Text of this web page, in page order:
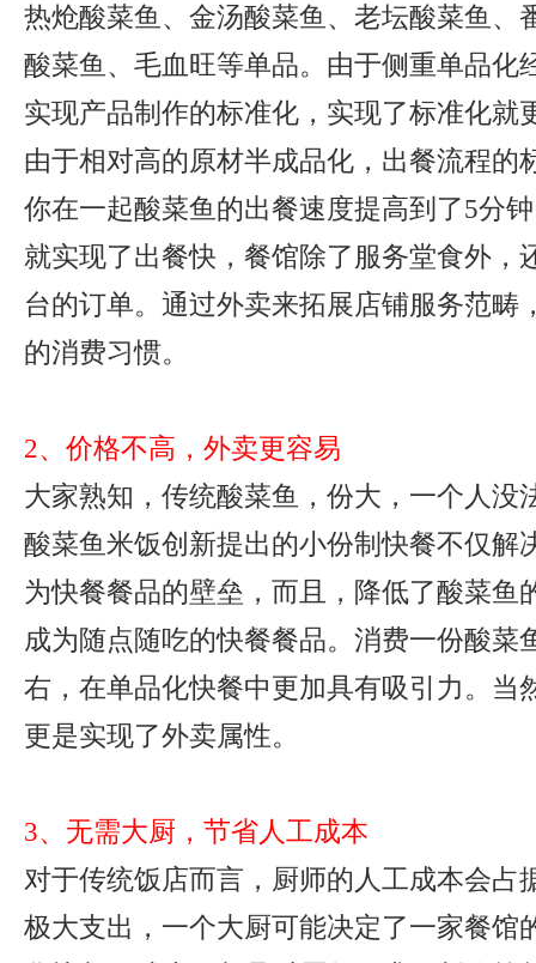
热炝酸菜鱼、金汤酸菜鱼、老坛酸菜鱼、
酸菜鱼、毛血旺等单品。由于侧重单品化
实现产品制作的标准化，实现了标准化就
由于相对高的原材半成品化，出餐流程的
你在一起酸菜鱼的出餐速度提高到了5分
就实现了出餐快，餐馆除了服务堂食外，
台的订单。通过外卖来拓展店铺服务范畴
的消费习惯。
2、价格不高，外卖更容易
大家熟知，传统酸菜鱼，份大，一个人没
酸菜鱼米饭创新提出的小份制快餐不仅解
为快餐餐品的壁垒，而且，降低了酸菜鱼
成为随点随吃的快餐餐品。消费一份酸菜
右，在单品化快餐中更加具有吸引力。当
更是实现了外卖属性。
3、无需大厨，节省人工成本
对于传统饭店而言，厨师的人工成本会占
极大支出，一个大厨可能决定了一家餐馆